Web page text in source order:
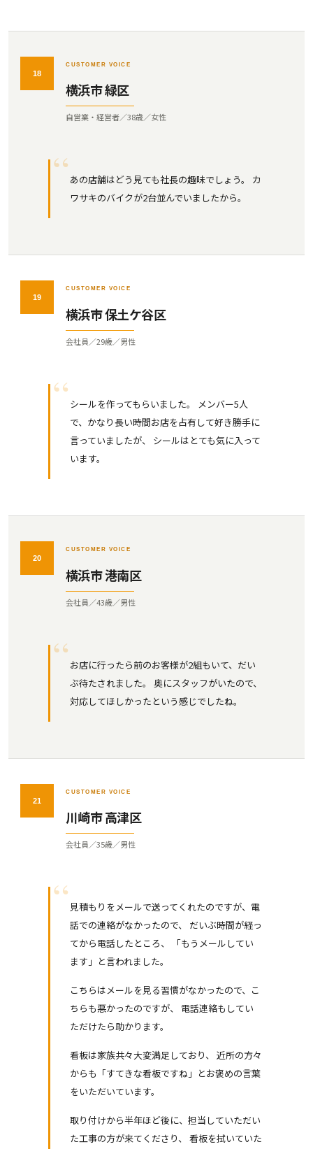
18
CUSTOMER VOICE
横浜市 緑区
自営業・経営者／38歳／女性
あの店舗はどう見ても社長の趣味でしょう。 カ
ワサキのバイクが2台並んでいましたから。
19
CUSTOMER VOICE
横浜市 保土ケ谷区
会社員／29歳／男性
シールを作ってもらいました。 メンバー5人
で、かなり長い時間お店を占有して好き勝手に
言っていましたが、 シールはとても気に入って
います。
20
CUSTOMER VOICE
横浜市 港南区
会社員／43歳／男性
お店に行ったら前のお客様が2組もいて、だい
ぶ待たされました。 奥にスタッフがいたので、
対応してほしかったという感じでしたね。
21
CUSTOMER VOICE
川崎市 高津区
会社員／35歳／男性
見積もりをメールで送ってくれたのですが、電
話での連絡がなかったので、 だいぶ時間が経っ
てから電話したところ、 「もうメールしてい
ます」と言われました。
こちらはメールを見る習慣がなかったので、こ
ちらも悪かったのですが、 電話連絡もしてい
ただけたら助かります。
看板は家族共々大変満足しており、 近所の方々
からも「すてきな看板ですね」とお褒めの言葉
をいただいています。
取り付けから半年ほど後に、担当していただい
た工事の方が来てくださり、 看板を拭いていた